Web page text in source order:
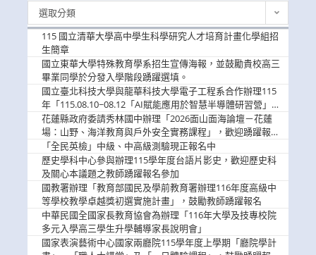
選取分類
115 國立清華大學高中學生科學研究人才培育計畫化學組招
生簡章
國立東華大學特殊教育學系招生宣傳海報，並鼓勵貴校高三
畢業同學於分發入學階段踴躍選填。
國立臺北科技大學與龍華科技大學電子工程系合作辦理115
年「115.08.10~08.12「AI賦能應用於智慧半導體研習營」，
歡迎學生踴躍報名參加
花蓮縣政府委請秀林國中辦理「2026面山面海論壇－花蓮
場：山野、海洋教育與戶外安全實務課程」，歡迎踴躍報名
參加
「全民英檢」中級、中高級測驗現正報名中
歷史學科中心參與辦理115學年度台語片影史，歡迎歷史科
及關心本議題之教師踴躍報名參加
國教署辦理「教育部國民及學前教育署辦理116年度高級中
等學校教學卓越獎初選實施計畫」，鼓勵教師踴躍報名
中華民國全國家長教育協會為辦理「116年大學及技專校院
多元入學高三學生升學輔導家長說明會」
國家表演藝術中心國家兩廳院115學年度上學期「廳院學計